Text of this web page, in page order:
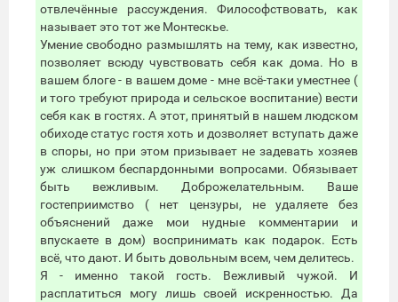
отвлечённые рассуждения. Философствовать, как
называет это тот же Монтескье.
Умение свободно размышлять на тему, как известно,
позволяет всюду чувствовать себя как дома. Но в
вашем блоге - в вашем доме - мне всё-таки уместнее (
и того требуют природа и сельское воспитание) вести
себя как в гостях. А этот, принятый в нашем людском
обиходе статус гостя хоть и дозволяет вступать даже
в споры, но при этом призывает не задевать хозяев
уж слишком беспардонными вопросами. Обязывает
быть вежливым. Доброжелательным. Ваше
гостеприимство ( нет цензуры, не удаляете без
объяснений даже мои нудные комментарии и
впускаете в дом) воспринимать как подарок. Есть
всё, что дают. И быть довольным всем, чем делитесь.
Я - именно такой гость. Вежливый чужой. И
расплатиться могу лишь своей искренностью. Да